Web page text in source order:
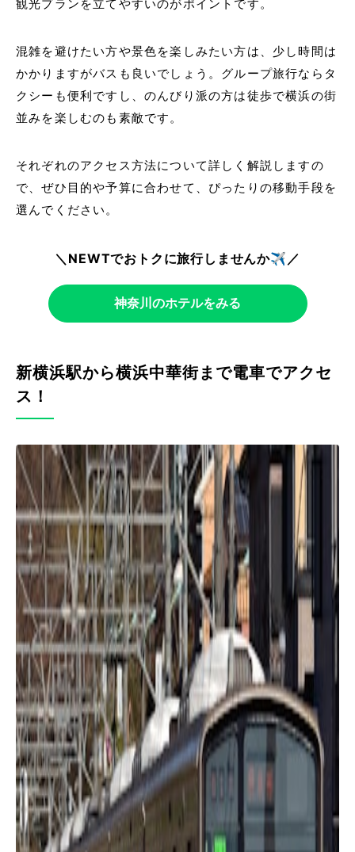
観光プランを立てやすいのがポイントです。
混雑を避けたい方や景色を楽しみたい方は、少し時間は
かかりますがバスも良いでしょう。グループ旅行ならタ
クシーも便利ですし、のんびり派の方は徒歩で横浜の街
並みを楽しむのも素敵です。
それぞれのアクセス方法について詳しく解説しますの
で、ぜひ目的や予算に合わせて、ぴったりの移動手段を
選んでください。
＼NEWTでおトクに旅行しませんか✈️／
神奈川のホテルをみる
新横浜駅から横浜中華街まで電車でアクセ
ス！